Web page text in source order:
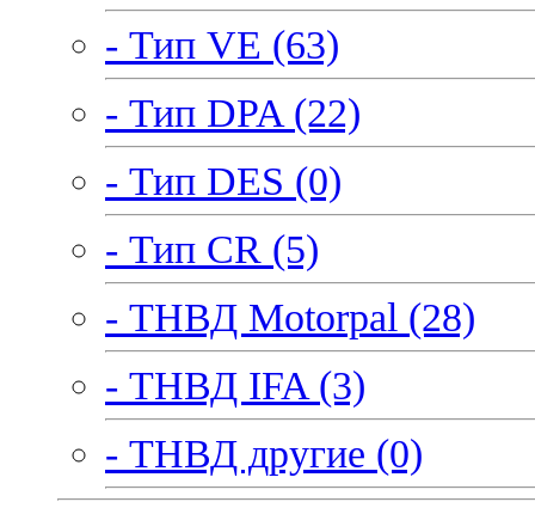
- Тип VE (63)
- Тип DPA (22)
- Тип DES (0)
- Тип CR (5)
- ТНВД Motorpal (28)
- ТНВД IFA (3)
- ТНВД другие (0)